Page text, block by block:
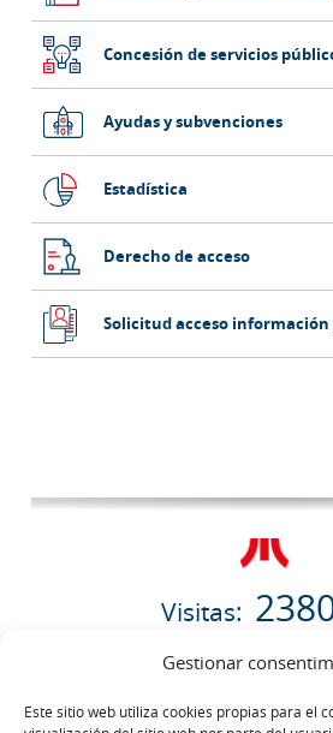
Gestionar
Este sitio web utiliza cookies propias para el
Concesión de servicios
Ayudas y subvenciones
Estadística
Derecho de acceso
Solicitud acceso información
Visitas: